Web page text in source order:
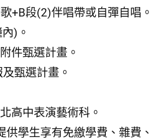
+B段(2)伴唱帶或自彈自唱。
)。
件甄選計畫。
甄選計畫。
高中表演藝術科。
供學生享有免繳學費、雜費